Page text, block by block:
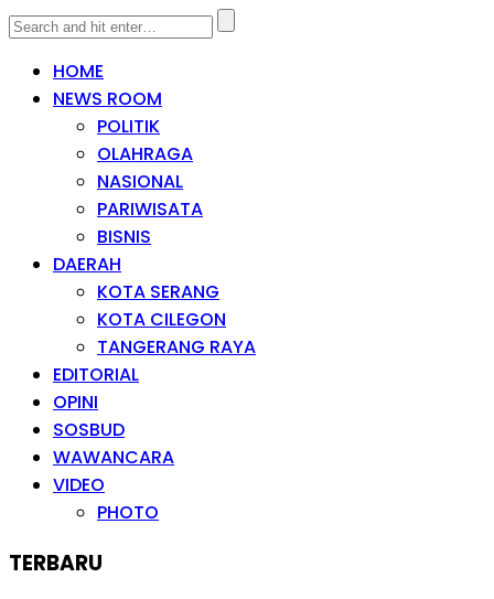
HOME
NEWS ROOM
POLITIK
OLAHRAGA
NASIONAL
PARIWISATA
BISNIS
DAERAH
KOTA SERANG
KOTA CILEGON
TANGERANG RAYA
EDITORIAL
OPINI
SOSBUD
WAWANCARA
VIDEO
PHOTO
TERBARU